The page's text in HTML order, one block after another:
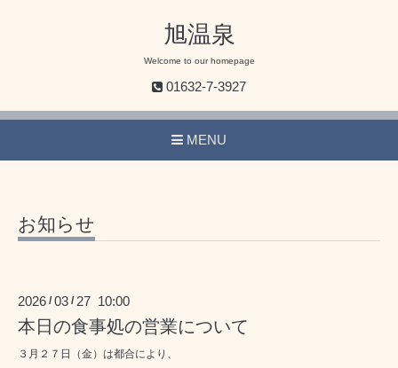
旭温泉
Welcome to our homepage
01632-7-3927
MENU
お知らせ
2026 /03 / 27 10:00
本日の食事処の営業について
３月２７日（金）は都合により、